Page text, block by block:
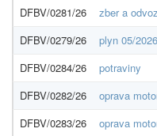
DFBV/0281/26
zber a
DFBV/0279/26
plyn 05/
DFBV/0284/26
potraviny
DFBV/0282/26
oprava
DFBV/0283/26
oprava